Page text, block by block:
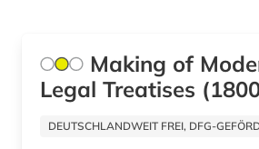
architektur (10)
architekturgeschichte (1)
Estland (7)
Europa (25)
Making of
Legal Treatises
DEUTSCHLANDWEIT FREI, DFG-